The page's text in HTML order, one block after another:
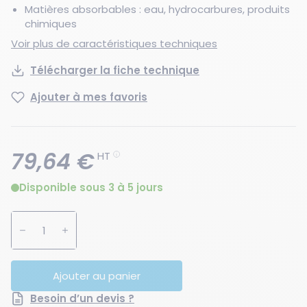
Matières absorbables : eau, hydrocarbures, produits
chimiques
Voir plus de caractéristiques techniques
Télécharger la fiche technique
Ajouter à mes favoris
79,64 €HT
Disponible sous 3 à 5 jours
Augmenter la quantité
Ajouter au panier
Besoin d’un devis ?